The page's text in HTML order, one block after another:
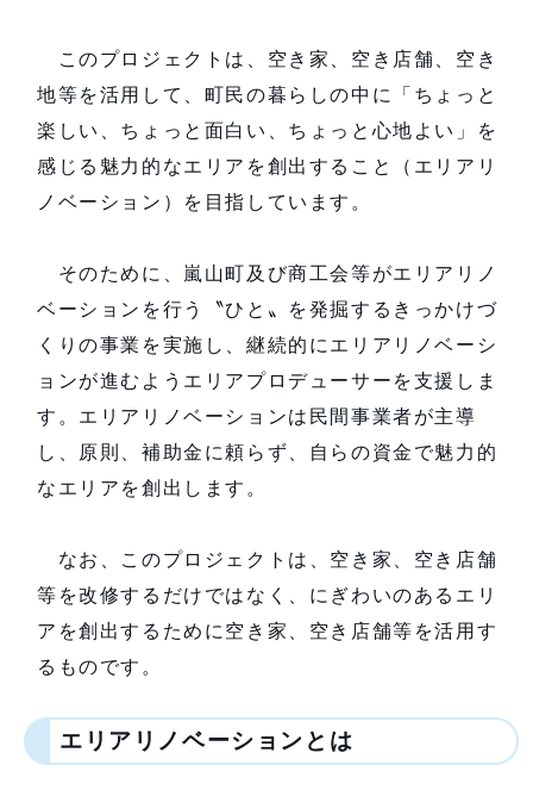
このプロジェクトは、空き家、空き店舗、空き
地等を活用して、町民の暮らしの中に「ちょっと
楽しい、ちょっと面白い、ちょっと心地よい」を
感じる魅力的なエリアを創出すること（エリアリ
ノベーション）を目指しています。
そのために、嵐山町及び商工会等がエリアリノ
ベーションを行う〝ひと〟を発掘するきっかけづ
くりの事業を実施し、継続的にエリアリノベーシ
ョンが進むようエリアプロデューサーを支援しま
す。エリアリノベーションは民間事業者が主導
し、原則、補助金に頼らず、自らの資金で魅力的
なエリアを創出します。
なお、このプロジェクトは、空き家、空き店舗
等を改修するだけではなく、にぎわいのあるエリ
アを創出するために空き家、空き店舗等を活用す
るものです。
エリアリノベーションとは